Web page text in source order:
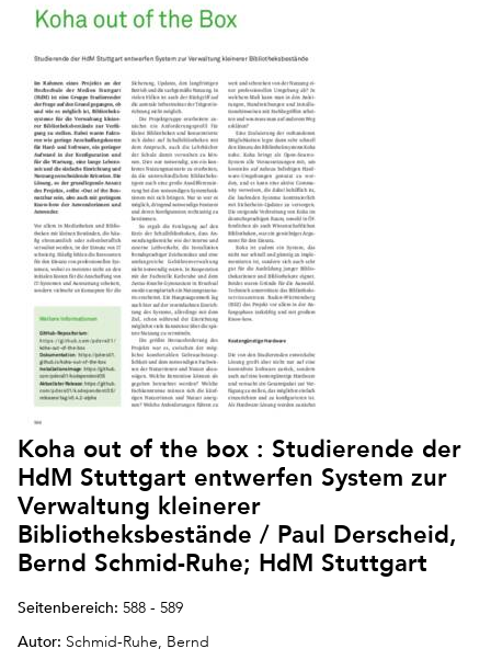
Koha out of the box : Studierende der
HdM Stuttgart entwerfen System zur
Verwaltung kleinerer
Bibliotheksbestände / Paul Derscheid,
Bernd Schmid-Ruhe; HdM Stuttgart
Seitenbereich: 588 - 589
Autor: Schmid-Ruhe, Bernd